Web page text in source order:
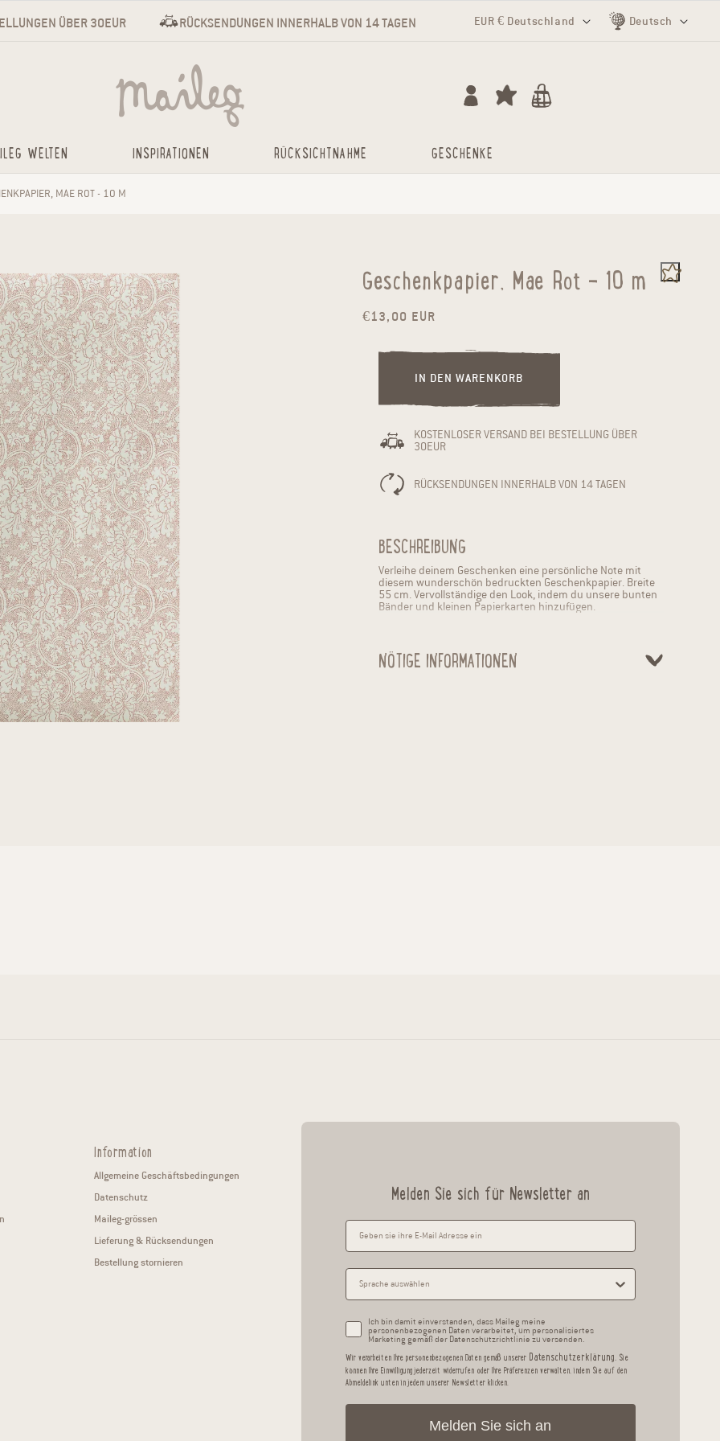
ÜBER 30EUR RÜCKSENDUNGEN INNERHALB VON 14 TAGEN Land/Region
EUR € Deutschland Sprache
Deutsch
WELTEN INSPIRATIONEN RÜCKSICHTNAHME GESCHENKE
Einloggen Warenkorb
MAE ROT - 10 M
Geschenkpapier, Mae Rot - 10 m
Normaler Preis
€13,00 EUR
IN DEN WARENKORB
KOSTENLOSER VERSAND BEI BESTELLUNG ÜBER
30EUR
RÜCKSENDUNGEN INNERHALB VON 14 TAGEN
BESCHREIBUNG
Verleihe deinem Geschenken eine persönliche Note mit
diesem wunderschön bedruckten Geschenkpapier. Breite
55 cm. Vervollständige den Look, indem du unsere bunten
Bänder und kleinen Papierkarten hinzufügen.
NÖTIGE INFORMATIONEN
Information
Allgemeine Geschäftsbedingungen
Datenschutz
Maileg-grössen
Lieferung & Rücksendungen
Bestellung stornieren
Melden Sie sich für Newsletter an
Ich bin damit einverstanden, dass Maileg meine
personenbezogenen Daten verarbeitet, um personalisiertes
Marketing gemäß der Datenschutzrichtlinie zu versenden.
Wir verarbeiten Ihre personenbezogenen Daten gemäß unserer Datenschutzerklärung.Sie
können Ihre Einwilligung jederzeit widerrufen oder Ihre Präferenzen verwalten, indem Sie auf den
Abmeldelink unten in jedem unserer Newsletter klicken.
Melden Sie sich an